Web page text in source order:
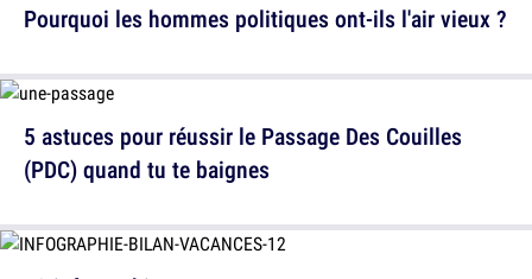
5 astuces pour réussir le Passage Des Couilles
(PDC) quand tu te baignes
Pourquoi les hommes politiques ont-ils l'air vieux ?